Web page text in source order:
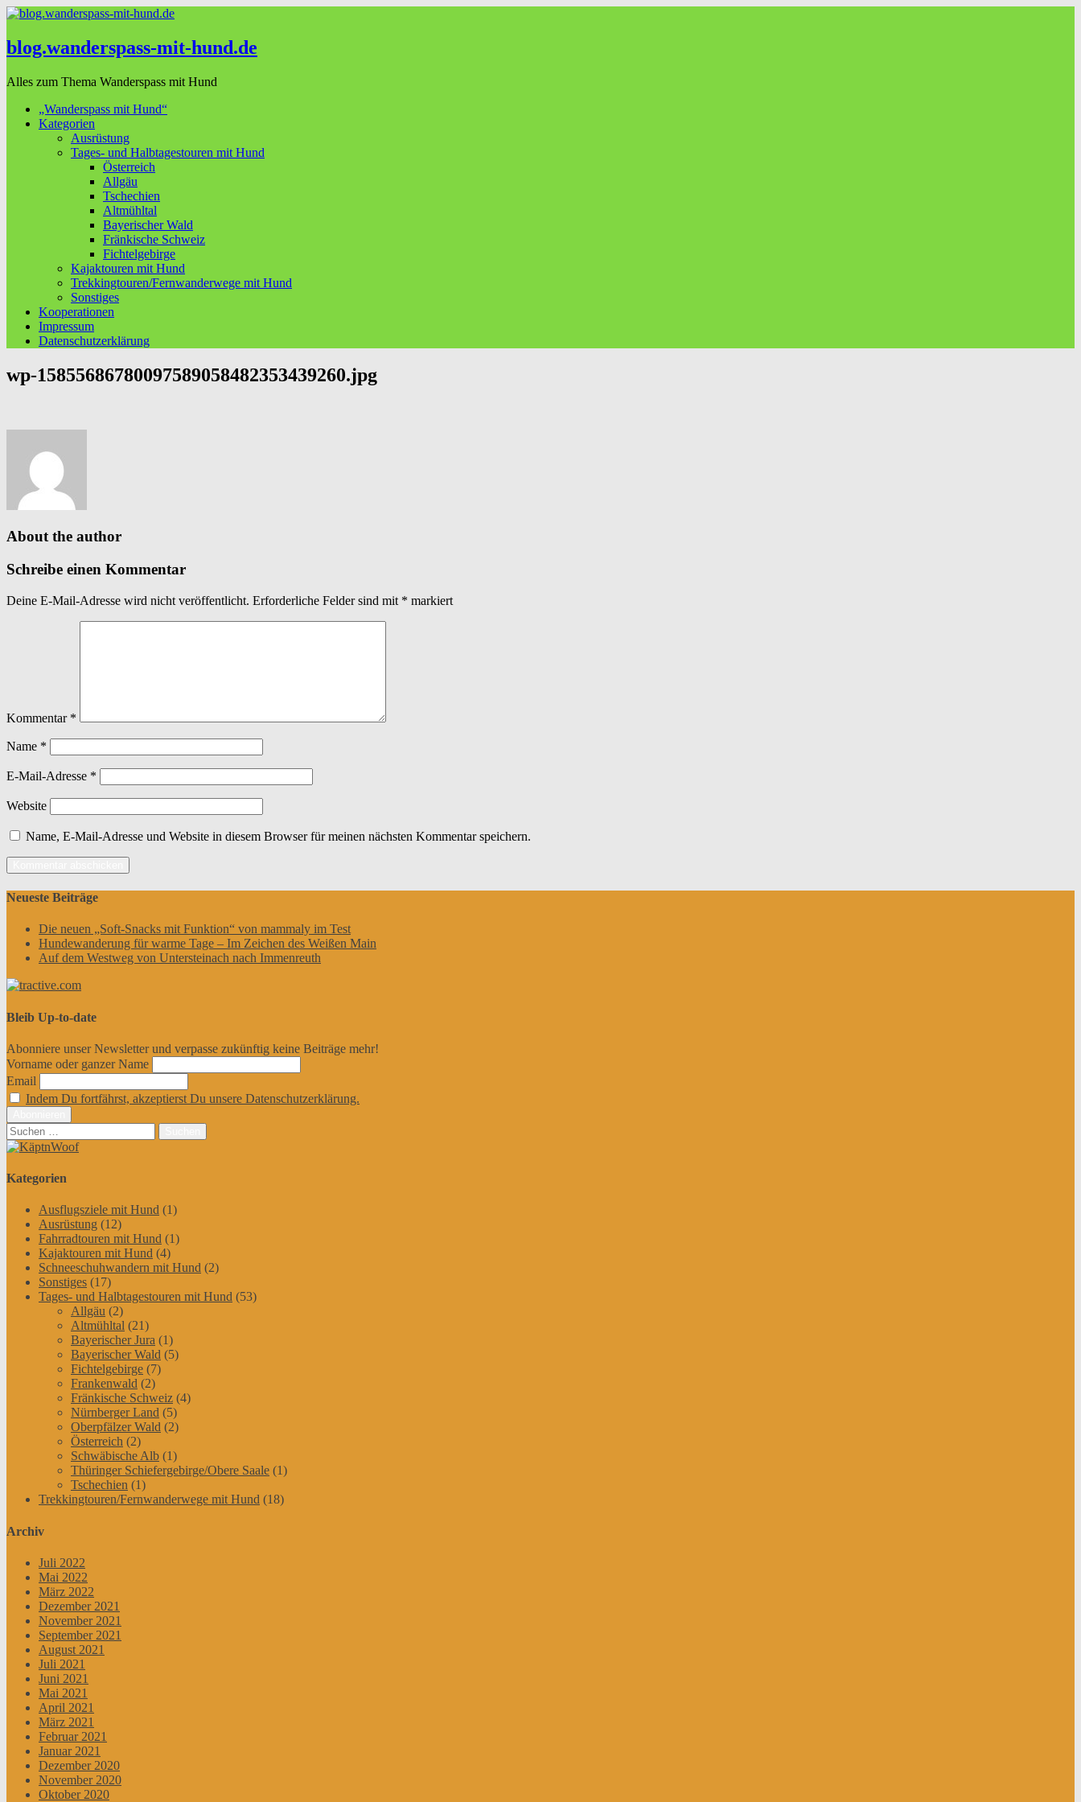
blog.wanderspass-mit-hund.de
Alles zum Thema Wanderspass mit Hund
„Wanderspass mit Hund“
Kategorien
Ausrüstung
Tages- und Halbtagestouren mit Hund
Österreich
Allgäu
Tschechien
Altmühltal
Bayerischer Wald
Fränkische Schweiz
Fichtelgebirge
Kajaktouren mit Hund
Trekkingtouren/Fernwanderwege mit Hund
Sonstiges
Kooperationen
Impressum
Datenschutzerklärung
wp-15855686780097589058482353439260.jpg
About the author
Schreibe einen Kommentar
Deine E-Mail-Adresse wird nicht veröffentlicht. Erforderliche Felder sind mit * markiert
Kommentar *
Name *
E-Mail-Adresse *
Website
Name, E-Mail-Adresse und Website in diesem Browser für meinen nächsten Kommentar speichern.
Neueste Beiträge
Die neuen „Soft-Snacks mit Funktion“ von mammaly im Test
Hundewanderung für warme Tage – Im Zeichen des Weißen Main
Auf dem Westweg von Untersteinach nach Immenreuth
Bleib Up-to-date
Abonniere unser Newsletter und verpasse zukünftig keine Beiträge mehr!
Vorname oder ganzer Name
Email
Indem Du fortfährst, akzeptierst Du unsere Datenschutzerklärung.
Suchen
nach:
Kategorien
Ausflugsziele mit Hund (1)
Ausrüstung (12)
Fahrradtouren mit Hund (1)
Kajaktouren mit Hund (4)
Schneeschuhwandern mit Hund (2)
Sonstiges (17)
Tages- und Halbtagestouren mit Hund (53)
Allgäu (2)
Altmühltal (21)
Bayerischer Jura (1)
Bayerischer Wald (5)
Fichtelgebirge (7)
Frankenwald (2)
Fränkische Schweiz (4)
Nürnberger Land (5)
Oberpfälzer Wald (2)
Österreich (2)
Schwäbische Alb (1)
Thüringer Schiefergebirge/Obere Saale (1)
Tschechien (1)
Trekkingtouren/Fernwanderwege mit Hund (18)
Archiv
Juli 2022
Mai 2022
März 2022
Dezember 2021
November 2021
September 2021
August 2021
Juli 2021
Juni 2021
Mai 2021
April 2021
März 2021
Februar 2021
Januar 2021
Dezember 2020
November 2020
Oktober 2020